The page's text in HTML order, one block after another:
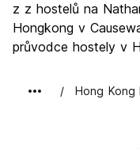
Hodnota za peníze
z z hostelů na
Hongkong v
průvodce hostely v
Hong Kong